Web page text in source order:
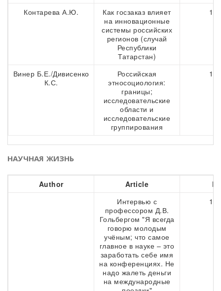
Контарева А.Ю.
Как госзаказ влияет
на инновационные
системы российских
регионов (случай
Республики
Татарстан)
Винер Б.Е./Дивисенко
К.С.
Российская
этносоциология:
границы;
исследовательские
области и
исследовательские
группирования
НАУЧНАЯ ЖИЗНЬ
Author Article
Интервью с
профессором Д.В.
Гольбергом "Я всегда
говорю молодым
учёным; что самое
главное в науке – это
заработать себе имя
на конференциях. Не
надо жалеть деньги
на международные